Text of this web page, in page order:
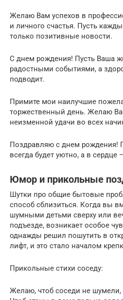
Желаю Вам успехов в
и личного счастья. Пусть
только позитивные новости.
С днем рождения! Пусть Ваша
радостными событиями, а
подводит.
Примите мои наилучшие
торжественный день. Желаю
неизменной удачи во всех
Поздравляю с днем рождения!
всегда будет уютно, а в сердце
Юмор и прикольные
Шутки про общие бытовые
способ сблизиться. Когда вы
шумными детьми сверху или
подъезде, возникает особое
однажды решил пошутить в
лифт, и это стало началом
Прикольные стихи соседу:
Желаю, чтоб соседи не шумели,